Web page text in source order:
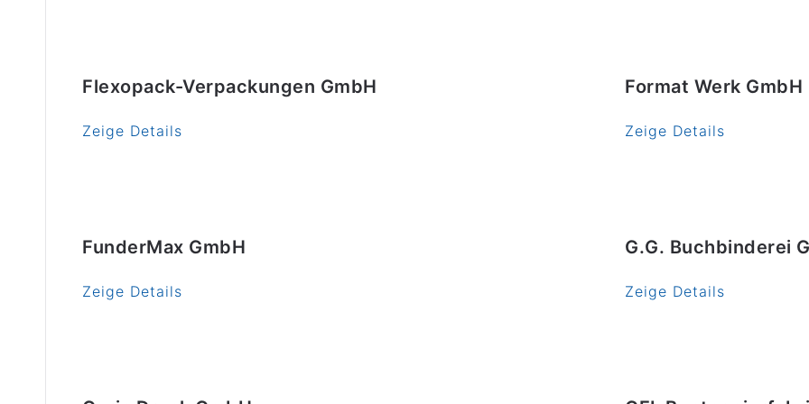
Flexopack-Verpackungen GmbH
Zeige Details
Format Werk GmbH
Zeige Details
FunderMax GmbH
Zeige Details
G.G. Buchbinderei
Zeige Details